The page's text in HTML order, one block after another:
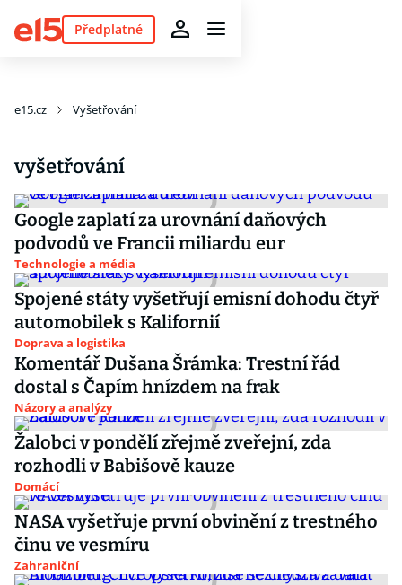
Předplatné
e15.cz Vyšetřování
vyšetřování
Google zaplatí za urovnání daňových
podvodů ve Francii miliardu eur
Technologie a média
Spojené státy vyšetřují emisní dohodu čtyř
automobilek s Kalifornií
Doprava a logistika
Komentář Dušana Šrámka: Trestní řád
dostal s Čapím hnízdem na frak
Názory a analýzy
Žalobci v pondělí zřejmě zveřejní, zda
rozhodli v Babišově kauze
Domácí
NASA vyšetřuje první obvinění z trestného
činu ve vesmíru
Zahraniční